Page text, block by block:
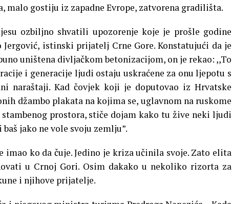
malo gostiju iz zapadne Evrope, zatvorena gradilišta.
ozbiljno shvatili upozorenje koje je prošle godine
istinski prijatelj Crne Gore. Konstatujući da je
uništena divljačkom betonizacijom, on je rekao: ,,To
i generacije ljudi ostaju uskraćene za onu ljepotu s
naraštaji. Kad čovjek koji je doputovao iz Hrvatske
džambo plakata na kojima se, uglavnom na ruskome
prostora, stiče dojam kako tu žive neki ljudi
jako ne vole svoju zemlju”.
imao ko da čuje. Jedino je kriza učinila svoje. Zato elita
u Crnoj Gori. Osim dakako u nekoliko rizorta za
i njihove prijatelje.